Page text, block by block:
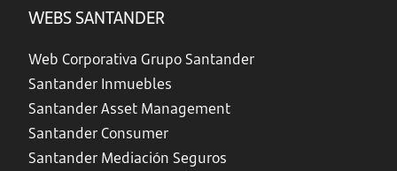
WEBS SANTANDER
Web Corporativa Grupo Santander
Santander Inmuebles
Santander Asset Management
Santander Consumer
Santander Mediación Seguros